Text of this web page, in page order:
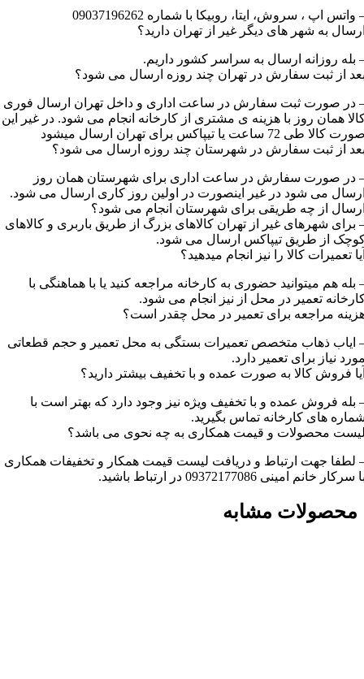
واتس اپ ، سروش، ایتا، روبیکا با شماره 09037196262
به شهر های دیگر غیر از تهران دارید؟
بله روزانه ارسال به سراسر کشور داریم.
از ثبت سفارش در تهران چند روزه ارسال می شود؟
در صورت ثبت سفارش در ساعت اداری و داخل تهران ارسال فوری
همان روز با هزینه ی مشتری از کارخانه انجام می شود. در غیر این
کالا طی 72 ساعت یا تیپاکس برای تهران ارسال میشود
از ثبت سفارش در شهرستان چند روزه ارسال می شود؟
در صورت سفارش در ساعت اداری برای شهرستان همان روز
می شود در غیر اینصورت در اولین روز کاری ارسال می شود.
از چه طریقی برای شهرستان انجام می شود؟
برای شهرهای غیر از تهران کالاهای بزرگ از طریق باربری و کالاهای
از طریق تیپاکس ارسال می شود.
تعمیرات کالا را نیز انجام میدهید؟
بله هم میتوانید حضوری به کارخانه مراجعه کنید یا با هماهنگی با
تعمیر در محل از نیز انجام می شود.
مراجعه برای تعمیر در محل چقدر است؟
ایاب ذهاب متخصص تعمیرات بستگی به محل تعمیر و حجم قطعاتی
نیاز برای تعمیر دارد.
فروش کالا به صورت عمده و با تخفیف بیشتر دارید؟
بله فروش عمده و با تخفیف ویژه نیز وجود دارد که بهتر است با
های کارخانه تماس بگیرید.
محصولات و قیمت همکاری به چه نحوی می باشد؟
لطفا جهت ارتباط و دریافت لیست قیمت همکار و تخفیفات همکاری
سرکار خانم امینی 09372177086 در ارتباط باشید.
محصولات مشابه